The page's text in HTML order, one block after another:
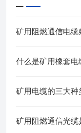
什么是矿用橡套
矿用电缆的三大种
矿用阻燃通信光